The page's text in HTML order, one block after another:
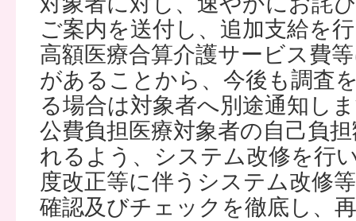
ご案内を送付し、追加支給を
高額医療合算介護サービス費
があることから、今後も調査
る場合は対象者へ別途通知し
公費負担医療対象者の自己負
れるよう、システム改修を行
度改正等に伴うシステム改修
確認及びチェックを徹底し、